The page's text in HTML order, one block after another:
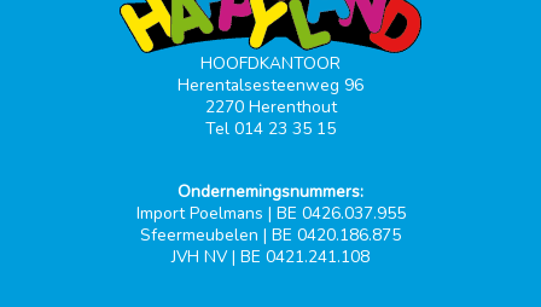
HOOFDKANTOOR
Herentalsesteenweg 96
2270 Herenthout
Tel 014 23 35 15
Ondernemingsnummers:
Import Poelmans | BE 0426.037.955
Sfeermeubelen | BE 0420.186.875
JVH NV | BE 0421.241.108